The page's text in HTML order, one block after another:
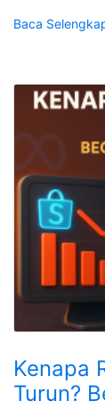
Baca
Kenapa
Turun?